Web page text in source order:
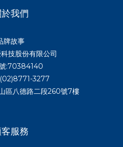
於我們
牌故事
技股份有限公司
:70384140
3277
區八德路二段260號7樓
服務